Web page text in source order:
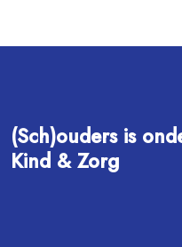
(Sch)ouders is
Kind & Zorg